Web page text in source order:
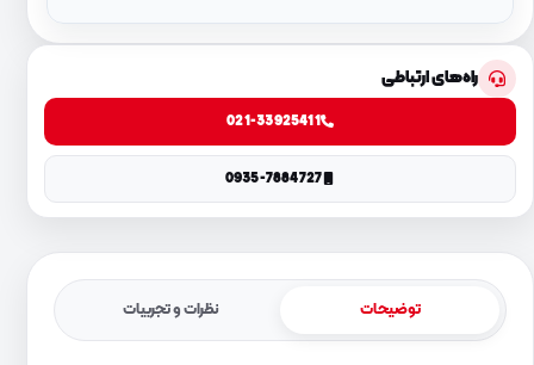
راه‌های ارتباطی
021-33925411
0935-7884727
توضیحات نظرات و تجربیات